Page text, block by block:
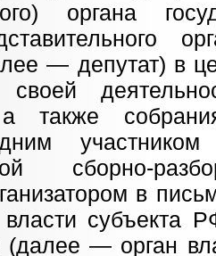
органа
— депутат) в
своей
а также
сборно-
в
власти субъекта
(далее — орган